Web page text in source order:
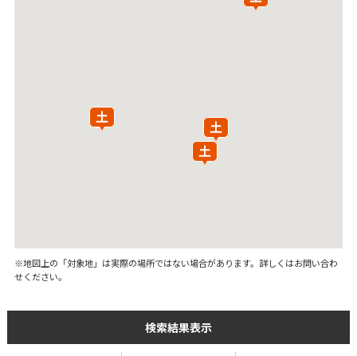
※地図上の「対象地」は実際の場所ではない場合があります。詳しくはお問い合わ
せください。
検索結果表示